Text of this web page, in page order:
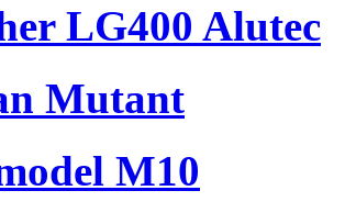
LG400 Alutec
Mutant
M10